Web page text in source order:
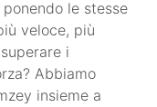
le stesse
veloce, più
i
Abbiamo
insieme a